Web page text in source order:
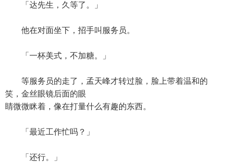
「达先生，久等了。」
他在对面坐下，招手叫服务员。
「一杯美式，不加糖。」
等服务员的走了，孟天峰才转过脸，脸上带着温和的
笑，金丝眼镜后面的眼
睛微微眯着，像在打量什么有趣的东西。
「最近工作忙吗？」
「还行。」